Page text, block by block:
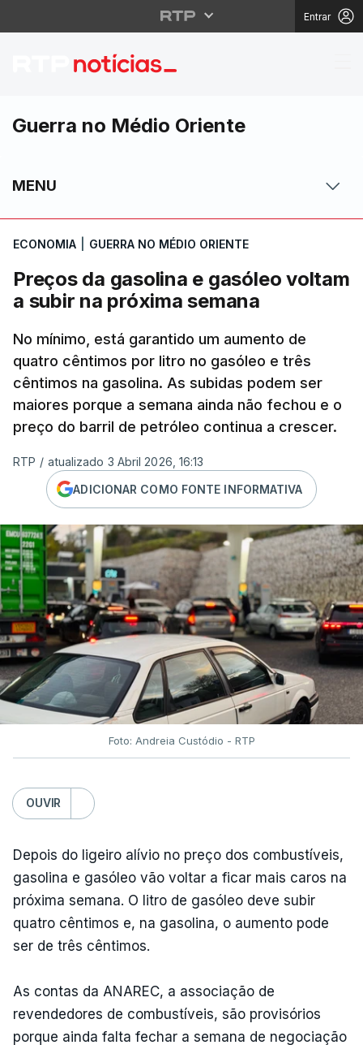
Entrar
Preços da gasolina e
Guerra no Médio Oriente
MENU
ECONOMIA GUERRA NO MÉDIO ORIENTE
Preços da gasolina e gasóleo voltam
a subir na próxima semana
No mínimo, está garantido um aumento de
quatro cêntimos por litro no gasóleo e três
cêntimos na gasolina. As subidas podem ser
maiores porque a semana ainda não fechou e o
preço do barril de petróleo continua a crescer.
RTP / atualizado 3 Abril 2026, 16:13
ADICIONAR COMO FONTE INFORMATIVA
Foto: Andreia Custódio - RTP
OUVIR
Depois do ligeiro alívio no preço dos combustíveis,
gasolina e gasóleo vão voltar a ficar mais caros na
próxima semana. O litro de gasóleo deve subir
quatro cêntimos e, na gasolina, o aumento pode
ser de três cêntimos.
As contas da ANAREC, a associação de
revendedores de combustíveis, são provisórios
porque ainda falta fechar a semana de negociação